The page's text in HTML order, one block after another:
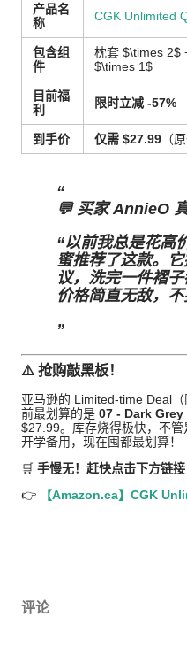
产品名
称
CGK Unlimited
包含组
件
枕套 $\times 2$
$\times 1$
目前福
利
限时立减 -57%
到手价 仅需 $27.99 （
💬 买家 AnnieO
“以前我总是花高
蜜推荐了这款。
议，洗完一件褶
价格简直无敌，
⚠️ 抢购敲黑板！
亚马逊的 Limited-time Deal
前最划算的是 07 - Dark Grey
$27.99。库存烧得极快，不
开学备用，现在囤都最划算！
🛒 手慢无！赶快点击下方链接
👉
【Amazon.ca】CGK
评论